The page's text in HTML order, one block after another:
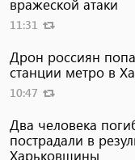
вражеской атаки
11:31
Дрон россиян
станции метро в
10:47
Два человека
пострадали в
Харьковщины